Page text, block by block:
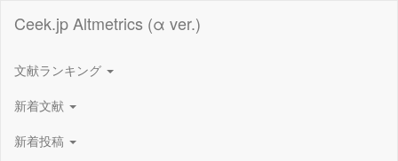
Ceek.jp Altmetrics (α ver.)
文献ランキング
新着文献
新着投稿